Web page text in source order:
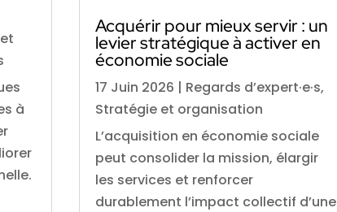
à
Acquérir pour mieux servir : un
levier stratégique à activer en
économie sociale
17 Juin 2026 | Regards d’expert·e·s,
Stratégie et organisation
L’acquisition en économie sociale
peut consolider la mission, élargir
les services et renforcer
durablement l’impact collectif d’une